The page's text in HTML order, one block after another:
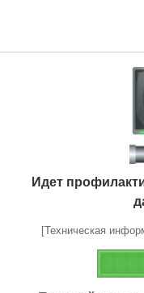
Идет
[Техническая